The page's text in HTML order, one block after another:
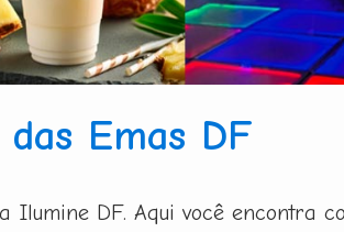
Emas DF
Ilumine DF. Aqui você encontra